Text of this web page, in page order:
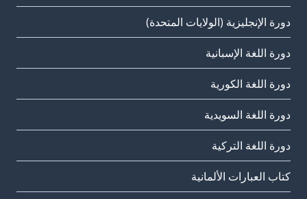
دورة الإنجليزية (الولايات المتحدة)
دورة اللغة الإسبانية
دورة اللغة الكورية
دورة اللغة السويدية
دورة اللغة التركية
كتاب العبارات الألمانية